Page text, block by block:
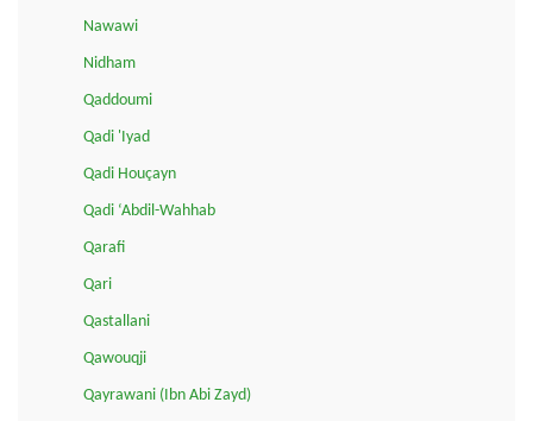
Nawawi
Nidham
Qaddoumi
Qadi 'Iyad
Qadi Houçayn
Qadi ‘Abdil-Wahhab
Qarafi
Qari
Qastallani
Qawouqji
Qayrawani (Ibn Abi Zayd)